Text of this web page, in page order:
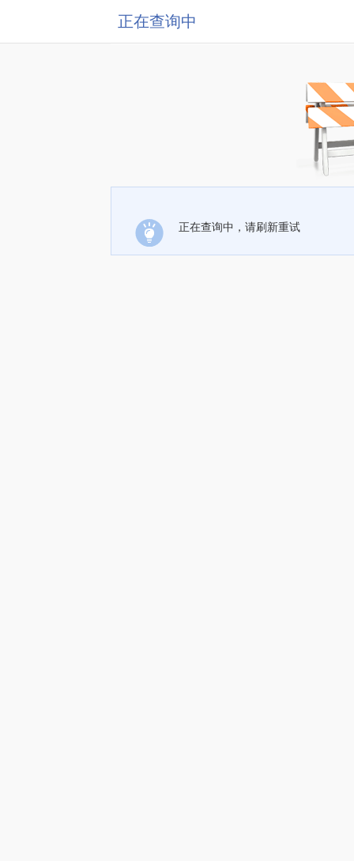
正在查询中
正在查询中，请刷新重试